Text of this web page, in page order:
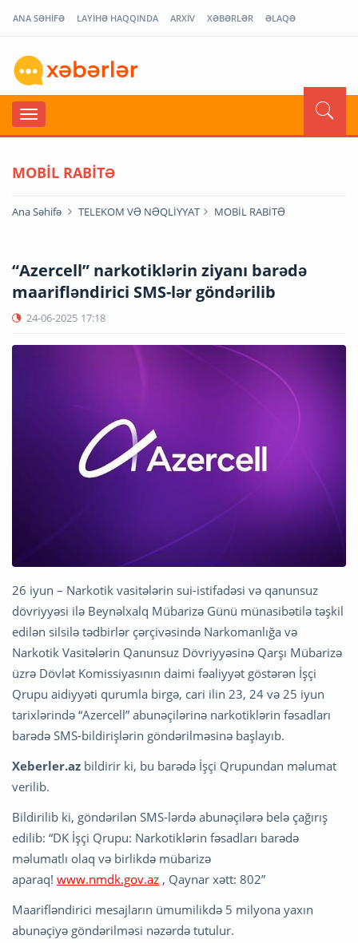
ANA SƏHİFƏ LAYİHƏ HAQQINDA ARXİV XƏBƏRLƏR ƏLAQƏ
MOBİL RABİTƏ
Ana Səhifə TELEKOM VƏ NƏQLİYYAT MOBİL RABİTƏ
“Azercell” narkotiklərin ziyanı barədə
maarifləndirici SMS-lər göndərilib
24-06-2025 17:18
26 iyun – Narkotik vasitələrin sui-istifadəsi və qanunsuz
dövriyyəsi ilə Beynəlxalq Mübarizə Günü münasibətilə təşkil
edilən silsilə tədbirlər çərçivəsində Narkomanlığa və
Narkotik Vasitələrin Qanunsuz Dövriyyəsinə Qarşı Mübarizə
üzrə Dövlət Komissiyasının daimi fəaliyyət göstərən İşçi
Qrupu aidiyyəti qurumla birgə, cari ilin 23, 24 və 25 iyun
tarixlərində “Azercell” abunəçilərinə narkotiklərin fəsadları
barədə SMS-bildirişlərin göndərilməsinə başlayıb.
Xeberler.az bildirir ki, bu barədə İşçi Qrupundan məlumat
verilib.
Bildirilib ki, göndərilən SMS-lərdə abunəçilərə belə çağırış
edilib: “DK İşçi Qrupu: Narkotiklərin fəsadları barədə
məlumatlı olaq və birlikdə mübarizə
aparaq! www.nmdk.gov.az , Qaynar xətt: 802”
Maarifləndirici mesajların ümumilikdə 5 milyona yaxın
abunəçiyə göndərilməsi nəzərdə tutulur.